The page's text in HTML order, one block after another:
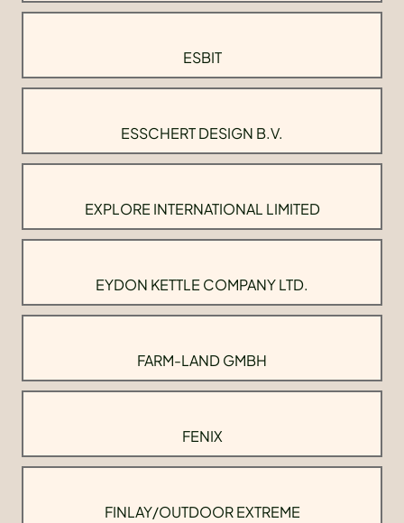
ESBIT
ESSCHERT DESIGN B.V.
EXPLORE INTERNATIONAL LIMITED
EYDON KETTLE COMPANY LTD.
FARM-LAND GMBH
FENIX
FINLAY/OUTDOOR EXTREME